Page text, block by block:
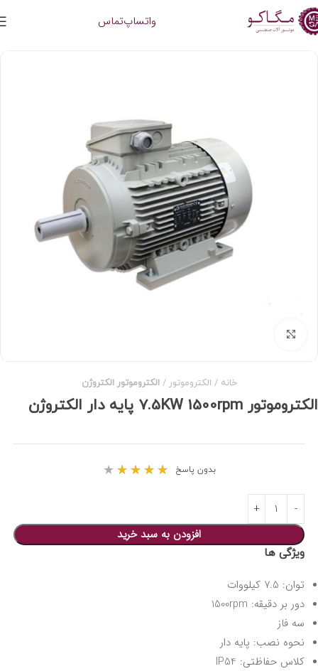
واتساپتماس
خانه الکتروموتور الکتروموتور الکتروژن
الکتروموتور 7.5KW 1500rpm پایه دار الکتروژن
بدون پاسخ ★
★
★
★
★
افزودن به سبد خرید
ویژگی ها
توان: 7.5 کیلووات
دور بر دقیقه: 1500rpm
سه فاز
نحوه نصب: پایه دار
کلاس حفاظتی: IP54